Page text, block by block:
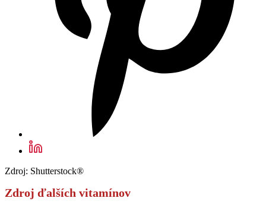
Zdroj: Shutterstock®
Zdroj ďalších vitamínov